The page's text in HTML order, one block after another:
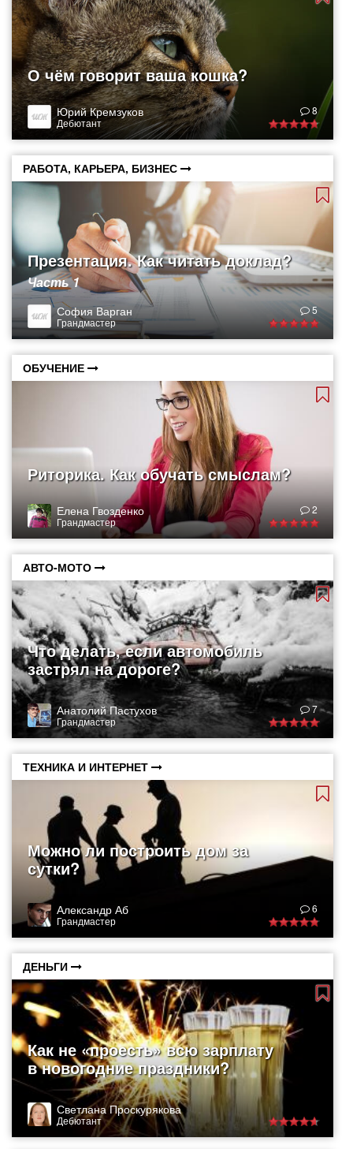
О чём говорит ваша кошка?
Юрий Кремзуков
Дебютант
8
РАБОТА, КАРЬЕРА, БИЗНЕС
Презентация. Как читать доклад?
Часть 1
София Варган
Грандмастер
5
ОБУЧЕНИЕ
Риторика. Как обучать смыслам?
Елена Гвозденко
Грандмастер
2
АВТО-МОТО
Что делать, если автомобиль
застрял на дороге?
Анатолий Пастухов
Грандмастер
7
ТЕХНИКА И ИНТЕРНЕТ
Можно ли построить дом за
сутки?
Александр Аб
Грандмастер
6
ДЕНЬГИ
Как не «проесть» всю зарплату
в новогодние праздники?
Светлана Проскурякова
Дебютант